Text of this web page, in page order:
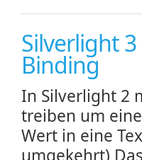
Silverlight
Binding
In Silverlight 2
treiben um
Wert in eine
umgekehrt)